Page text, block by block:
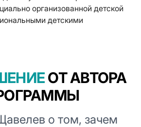
организованной детской
детскими
ОТ АВТОРА
о том, зачем